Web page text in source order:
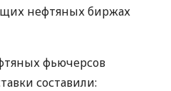
нефтяных биржах
фьючерсов
составили: